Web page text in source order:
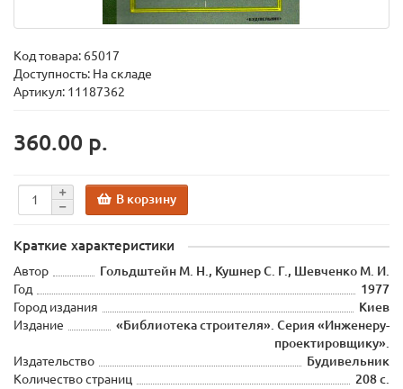
Код товара: 65017
Доступность: На складе
Артикул: 11187362
360.00 р.
В корзину
Краткие характеристики
Автор
Гольдштейн М. Н., Кушнер С. Г., Шевченко М. И.
Год
1977
Город издания
Киев
Издание
«Библиотека строителя». Серия «Инженеру-
проектировщику».
Издательство
Будивельник
Количество страниц
208 с.